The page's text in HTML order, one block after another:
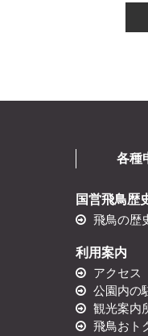
各種
国営飛鳥歴
飛鳥の歴
利用案内
アクセス
公園内の
観光案内
飛鳥おト